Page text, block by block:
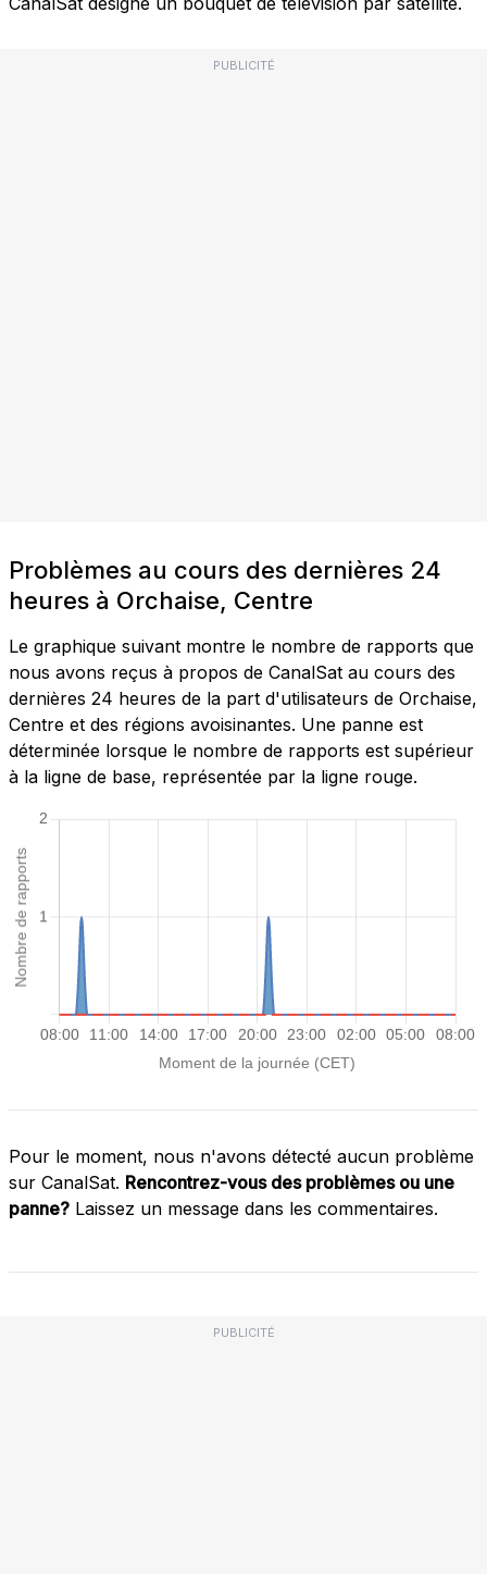
PUBLICITÉ
Problèmes au cours des dernières 24
heures à Orchaise, Centre
Le graphique suivant montre le nombre de rapports que
nous avons reçus à propos de CanalSat au cours des
dernières 24 heures de la part d'utilisateurs de Orchaise,
Centre et des régions avoisinantes. Une panne est
déterminée lorsque le nombre de rapports est supérieur
à la ligne de base, représentée par la ligne rouge.
Pour le moment, nous n'avons détecté aucun problème
sur CanalSat. Rencontrez-vous des problèmes ou une
panne? Laissez un message dans les commentaires.
PUBLICITÉ